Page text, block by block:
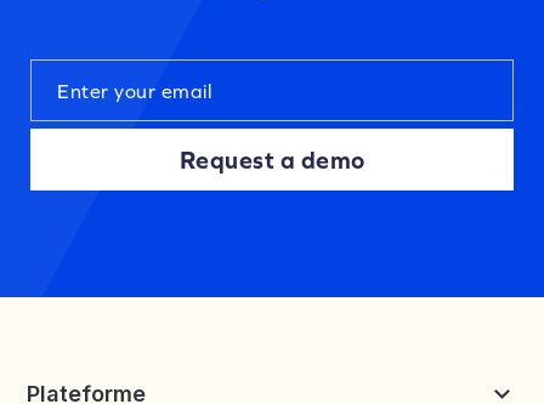
Request a demo
Plateforme